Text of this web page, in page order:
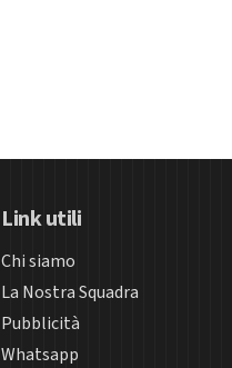
Link utili
Chi siamo
La Nostra Squadra
Pubblicità
Whatsapp